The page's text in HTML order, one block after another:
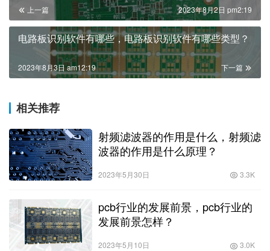
上一篇 2023年8月2日 pm2:19
电路板识别软件有哪些，电路板识别软件有哪些类型？
下一篇
2023年8月3日 am12:19
相关推荐
射频滤波器的作用是什么，射频滤
波器的作用是什么原理？
2023年5月30日 3.3K
pcb行业的发展前景，pcb行业的
发展前景怎样？
2023年5月10日 3.0K